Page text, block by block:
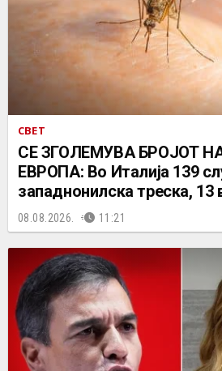
СВЕТ
СЕ ЗГОЛЕМУВА БРОЈОТ
ЕВРОПА: Во Италија 139
западнонилска треска, 13
08.08.2026. 11:21